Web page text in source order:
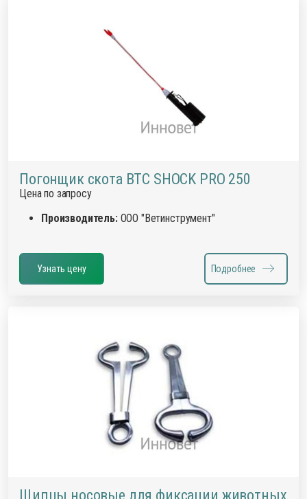
Погонщик скота ВТС SHOCK PRO 250
Цена по запросу
Производитель:ООО "Ветинструмент"
Узнать цену Подробнее
Щипцы носовые для фиксации животных